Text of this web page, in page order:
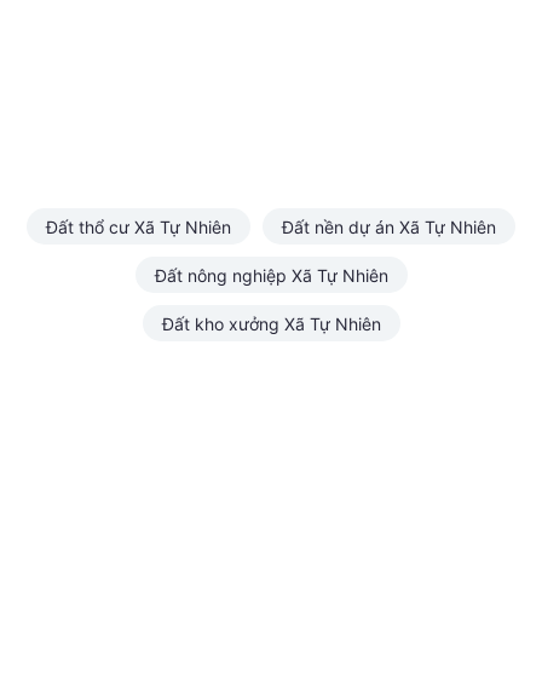
Đất thổ cư Xã Tự Nhiên Đất nền dự án Xã Tự Nhiên
Đất nông nghiệp Xã Tự Nhiên
Đất kho xưởng Xã Tự Nhiên